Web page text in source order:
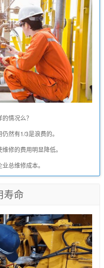
情况么？
然有1/3是浪费的。
修的费用明显降低。
总维修成本。
寿命